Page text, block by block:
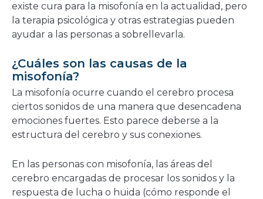
existe cura para la misofonía en la actualidad, pero
la terapia psicológica y otras estrategias pueden
ayudar a las personas a sobrellevarla.
¿Cuáles son las causas de la
misofonía?
La misofonía ocurre cuando el cerebro procesa
ciertos sonidos de una manera que desencadena
emociones fuertes. Esto parece deberse a la
estructura del cerebro y sus conexiones.
En las personas con misofonía, las áreas del
cerebro encargadas de procesar los sonidos y la
respuesta de lucha o huida (cómo responde el